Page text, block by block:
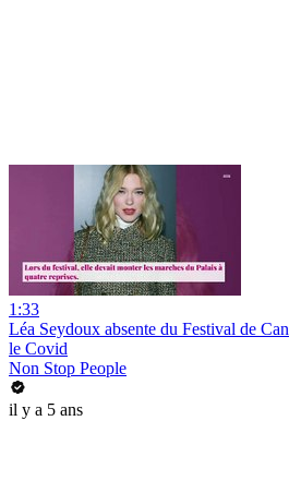
1:33
Léa Seydoux absente du Festival de
le Covid
Non Stop People
il y a 5 ans